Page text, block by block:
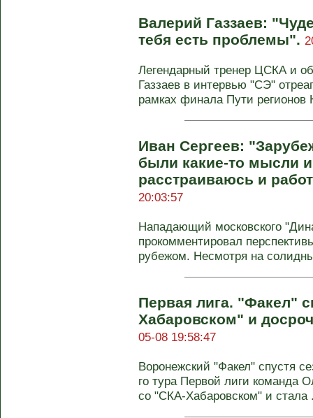
Валерий Газзаев:
тебя есть проблемы".
Легендарный тренер ЦСКА и
Газзаев в интервью "СЭ"
рамках финала Пути регионов
Иван Сергеев:
были какие‑то мысли
расстраиваюсь и
20:03:57
Нападающий московского
прокомментировал
рубежом. Несмотря на
Первая лига. "Факел"
Хабаровском" и
05-08 19:58:47
Воронежский "Факел" спустя
го тура Первой лиги команда
со "СКА-Хабаровском" и стала